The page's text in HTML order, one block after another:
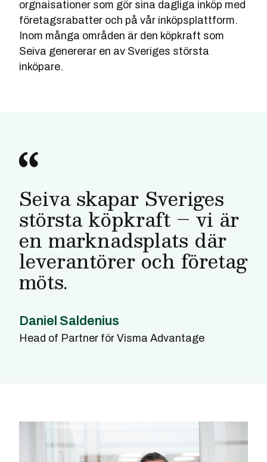
orgnaisationer som gör sina dagliga inköp med
företagsrabatter och på vår inköpsplattform.
Inom många områden är den köpkraft som
Seiva genererar en av Sveriges största
inköpare.
Seiva skapar Sveriges
största köpkraft – vi är
en marknadsplats där
leverantörer och företag
möts.
Daniel Saldenius
Head of Partner för Visma Advantage